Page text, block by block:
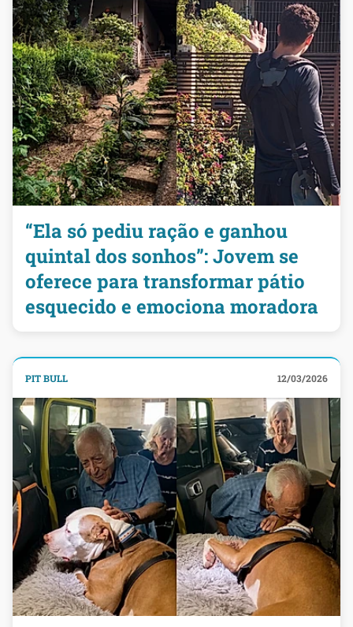
“Ela só pediu ração e ganhou
quintal dos sonhos”: Jovem se
oferece para transformar pátio
esquecido e emociona moradora
PIT BULL 12/03/2026